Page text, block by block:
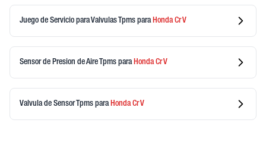
Juego de Servicio para Valvulas Tpms para HondaCr V
Sensor de Presion de Aire Tpms para HondaCr V
Valvula de Sensor Tpms para HondaCr V